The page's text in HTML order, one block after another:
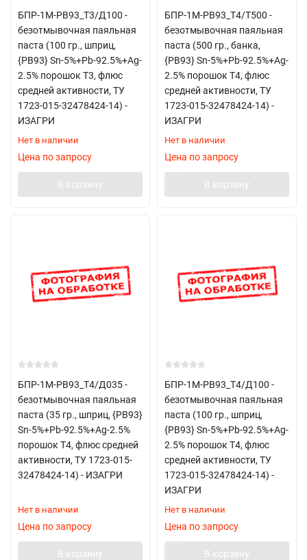
БПР-1М-РВ93_Т3/Д100 -
безотмывочная паяльная
паста (100 гр., шприц,
{РВ93} Sn-5%+Pb-92.5%+Ag-
2.5% порошок Т3, флюс
средней активности, ТУ
1723-015-32478424-14) -
ИЗАГРИ
Нет в наличии
Цена по запросу
В корзину
БПР-1М-РВ93_Т4/T500 -
безотмывочная паяльная
паста (500 гр., банка,
{РВ93} Sn-5%+Pb-92.5%+Ag-
2.5% порошок Т4, флюс
средней активности, ТУ
1723-015-32478424-14) -
ИЗАГРИ
Нет в наличии
Цена по запросу
В корзину
БПР-1М-РВ93_Т4/Д035 -
безотмывочная паяльная
паста (35 гр., шприц, {РВ93}
Sn-5%+Pb-92.5%+Ag-2.5%
порошок Т4, флюс средней
активности, ТУ 1723-015-
32478424-14) - ИЗАГРИ
Нет в наличии
Цена по запросу
В корзину
БПР-1М-РВ93_Т4/Д100 -
безотмывочная паяльная
паста (100 гр., шприц,
{РВ93} Sn-5%+Pb-92.5%+Ag-
2.5% порошок Т4, флюс
средней активности, ТУ
1723-015-32478424-14) -
ИЗАГРИ
Нет в наличии
Цена по запросу
В корзину